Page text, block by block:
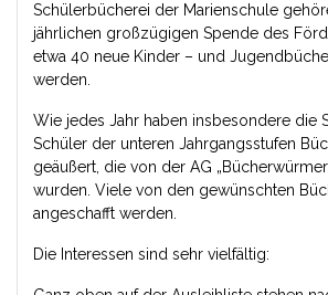
Schülerbücherei der Marienschule
jährlichen großzügigen Spende des
etwa 40 neue Kinder – und
werden.
Wie jedes Jahr haben insbesondere die
Schüler der unteren Jahrgangsstufen
geäußert, die von der AG
wurden. Viele von den gewünschten
angeschafft werden.
Die Interessen sind sehr vielfältig: